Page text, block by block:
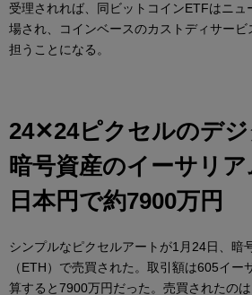
受理されれば、同ビットコインETFはニュ
場され、コインベースのカストディサー
担うことになる。
24✕24ピクセルのデジ
暗号資産のイーサリ
日本円で約7900万円
シンプルなピクセルアートが1月24日、暗
（ETH）で売買された。取引額は605イー
算すると7900万円だった。売買されたの